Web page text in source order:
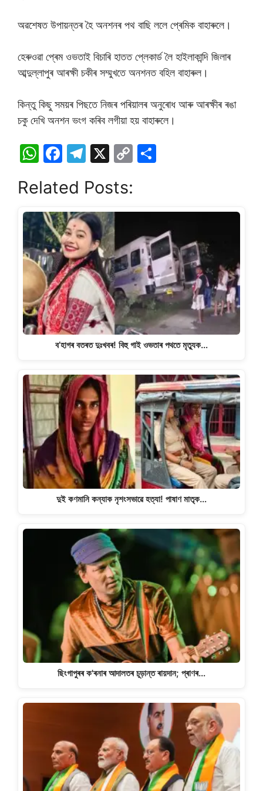
অৱশেষত উপায়ন্তৰ হৈ অনশনৰ পথ বাছি ললে প্ৰেমিক বাহাৰুলে।
হেৰুওৱা প্ৰেম ওভতাই বিচাৰি হাতত প্লেকাৰ্ড লৈ হাইলাকান্দি জিলাৰ
আব্দুল্লাপুৰ আৰক্ষী চকীৰ সম্মুখতে অনশনত বহিল বাহাৰুল।
কিন্তু কিছু সময়ৰ পিছতে নিজৰ পৰিয়ালৰ অনুৰোধ আৰু আৰক্ষীৰ ৰঙা
চকু দেখি অনশন ভংগ কৰিব লগীয়া হয় বাহাৰুলে।
W
at
s
A
p
p
F
c
e
b
o
o
k
T
e
gr
a
m
X
C
y
n
k
e
Related Posts:
ব’হাগৰ বতৰত দুঃখবৰ! বিহু গাই ওভতাৰ পথতে মৃত্যুক…
দুই কণমানি কন্যাক নৃশংসভাৱে হত্যা! পাষাণ মাতৃক…
ছিংগাপুৰৰ ক'ৰনাৰ আদালতৰ চূড়ান্ত ৰায়দান; প্ৰাণৰ…